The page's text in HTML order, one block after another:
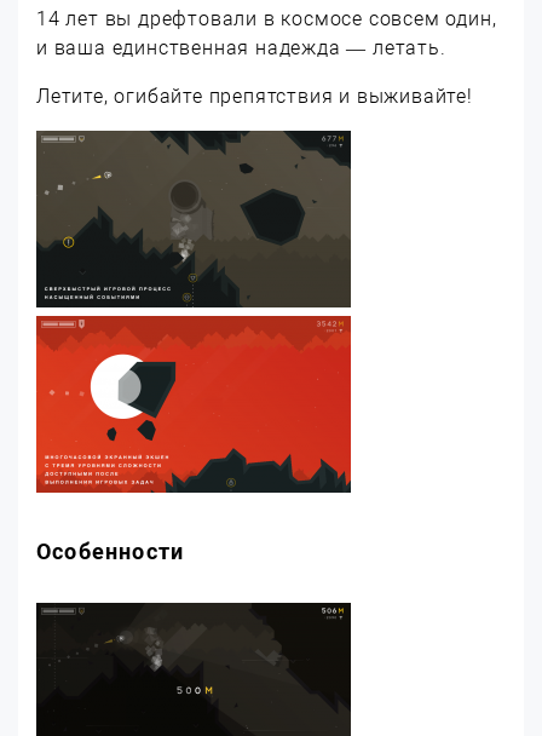
14 лет вы дрефтовали в космосе совсем один,
и ваша единственная надежда — летать.
Летите, огибайте препятствия и выживайте!
Особенности